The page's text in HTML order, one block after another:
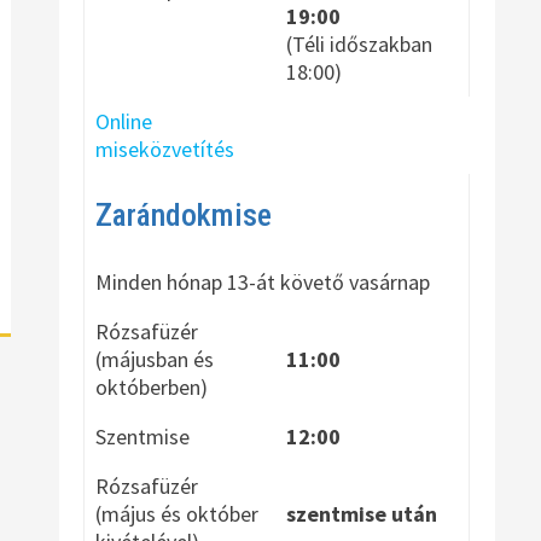
19:00
(Téli időszakban
18:00)
Online
miseközvetítés
Zarándokmise
Minden hónap 13-át követő vasárnap
Rózsafüzér
(májusban és
októberben)
11:00
Szentmise
12:00
Rózsafüzér
(május és október
szentmise után